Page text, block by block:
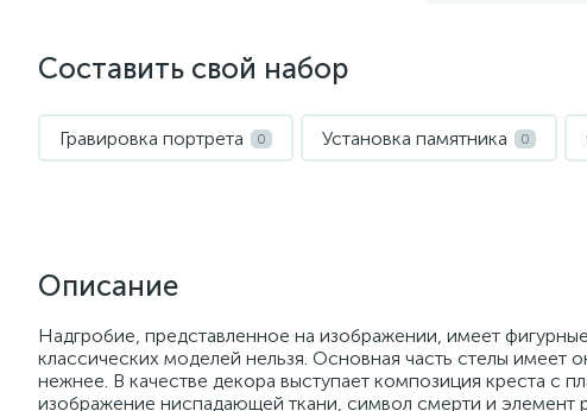
Составить свой набор
Гравировка портрета 0 Установка памятника 0
Описание
Надгробие, представленное на изображении, имеет
классических моделей нельзя. Основная часть стелы имеет
нежнее. В качестве декора выступает композиция креста
изображение ниспадающей ткани, символ смерти и элемент